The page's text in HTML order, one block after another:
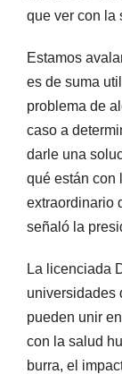
que ver con la
Estamos
es de suma
problema de
caso a
darle una
qué están con
extraordinario
señaló la
La licenciada
universidades
pueden unir
con la salud
burra, el